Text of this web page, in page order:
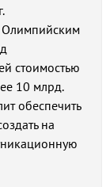
Олимпийским
стоимостью
10 млрд.
обеспечить
на